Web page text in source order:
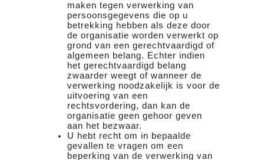
maken tegen verwerking van
persoonsgegevens die op u
betrekking hebben als deze door
de organisatie worden verwerkt op
grond van een gerechtvaardigd of
algemeen belang. Echter indien
het gerechtvaardigd belang
zwaarder weegt of wanneer de
verwerking noodzakelijk is voor de
uitvoering van een
rechtsvordering, dan kan de
organisatie geen gehoor geven
aan het bezwaar.
U hebt recht om in bepaalde
gevallen te vragen om een
beperking van de verwerking van